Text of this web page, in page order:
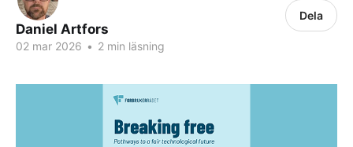
Daniel Artfors
02 mar 2026 • 2 min läsning
Dela